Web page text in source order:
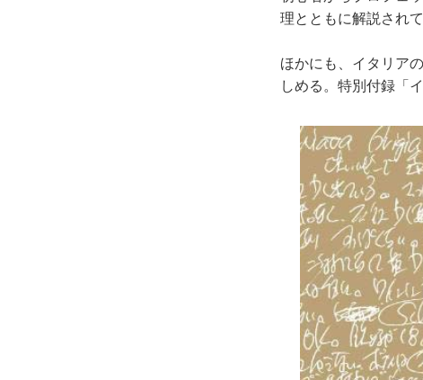
理とともに解説されて
ほかにも、イタリア
しめる。特別付録「